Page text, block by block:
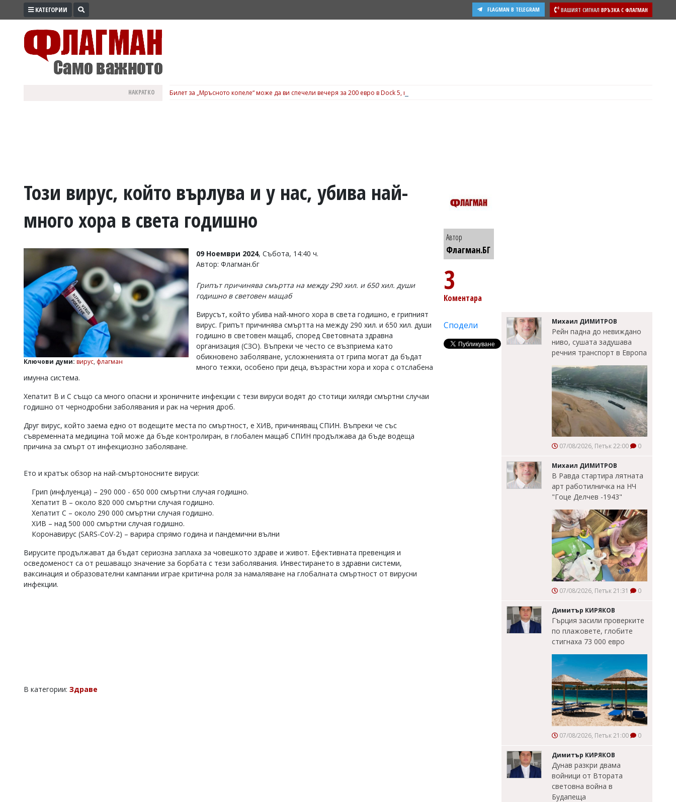
ПРОМО
ВОЙНАТА
УКРАЙНА
БИЗНЕС
Управители:
Веселин
Василев,
v.vasilev@flagman.bg
k.kassabova@flagman.bg
Главен
редактор:
office@flagman.bg
въвеждат
читателите
редакцията
отговорност
КАТЕГОРИИ ВАШИЯТ СИГНАЛ ВРЪЗКА С ФЛАГМАН
FLAGMAN В TELEGRAM
НАКРАТКО Билет за „Мръсното копеле“ може да ви спечели вечеря за 200 евро в Dock 5, вижте подробности
Този вирус, който върлува и у нас, убива най-
много хора в света годишно
Ключови думи: вирус, флагман
09 Ноември 2024, Събота, 14:40 ч.
Автор: Флагман.бг
Грипът причинява смъртта на между 290 хил. и 650 хил. души
годишно в световен мащаб
Вирусът, който убива най-много хора в света годишно, е грипният
вирус. Грипът причинява смъртта на между 290 хил. и 650 хил. души
годишно в световен мащаб, според Световната здравна
организация (СЗО). Въпреки че често се възприема като
обикновено заболяване, усложненията от грипа могат да бъдат
много тежки, особено при деца, възрастни хора и хора с отслабена
имунна система.
Хепатит B и С също са много опасни и хроничните инфекции с тези вируси водят до стотици хиляди смъртни случаи
годишно от чернодробни заболявания и рак на черния дроб.
Друг вирус, който заема едно от водещите места по смъртност, е ХИВ, причиняващ СПИН. Въпреки че със
съвременната медицина той може да бъде контролиран, в глобален мащаб СПИН продължава да бъде водеща
причина за смърт от инфекциозно заболяване.
Ето и кратък обзор на най-смъртоносните вируси:
Грип (инфлуенца) – 290 000 - 650 000 смъртни случая годишно.
Хепатит B – около 820 000 смъртни случая годишно.
Хепатит C – около 290 000 смъртни случая годишно.
ХИВ – над 500 000 смъртни случая годишно.
Коронавирус (SARS-CoV-2) – варира спрямо година и пандемични вълни
Вирусите продължават да бъдат сериозна заплаха за човешкото здраве и живот. Ефективната превенция и
осведоменост са от решаващо значение за борбата с тези заболявания. Инвестирането в здравни системи,
ваксинация и образователни кампании играе критична роля за намаляване на глобалната смъртност от вирусни
инфекции.
В категории: Здраве
Автор
Флагман.БГ
3
Коментара
Сподели Михаил ДИМИТРОВ
Рейн падна до невиждано
ниво, сушата задушава
речния транспорт в Европа
07/08/2026, Петък 22:00 0
Михаил ДИМИТРОВ
В Равда стартира лятната
арт работилничка на НЧ
"Гоце Делчев -1943"
07/08/2026, Петък 21:31 0
Димитър КИРЯКОВ
Гърция засили проверките
по плажовете, глобите
стигнаха 73 000 евро
07/08/2026, Петък 21:00 0
Димитър КИРЯКОВ
Дунав разкри двама
войници от Втората
световна война в
Будапеща